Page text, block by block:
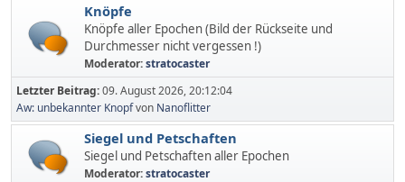
Knöpfe
Knöpfe aller Epochen (Bild der Rückseite und
Durchmesser nicht vergessen !)
Moderator:stratocaster
Letzter Beitrag:09. August 2026, 20:12:04
Aw: unbekannter Knopfvon Nanoflitter
Siegel und Petschaften
Siegel und Petschaften aller Epochen
Moderator:stratocaster